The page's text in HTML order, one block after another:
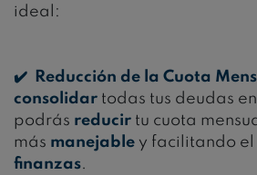
ideal:
✔️ Reducción de la Cuota
consolidar todas tus deudas
podrás reducir tu cuota
más manejable y facilitando el
finanzas.